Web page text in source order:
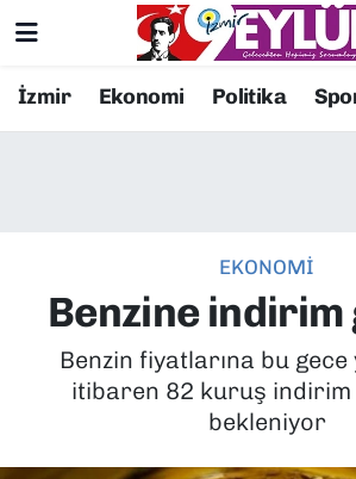
İzmir Ekonomi Politika
EKONOMİ
Benzine
Benzin fiyatlarına bu gece
itibaren 82 kuruş indirim
bekleniyor
Resmi İlanlar
EKONOMİ
KÜLTÜR SANAT
Konak Nöbetçi Eczaneler
Süper Lig Puan Durumu ve
Tüm Manşetler
Son Dakika Haberleri